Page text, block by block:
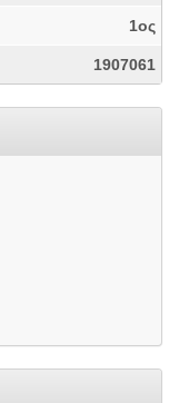
1ος
1907061